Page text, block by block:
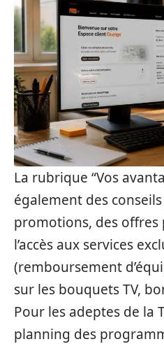
La rubrique “Vos
également des
promotions, des offres
l’accès aux services
(remboursement
sur les bouquets TV,
Pour les adeptes de la
planning des